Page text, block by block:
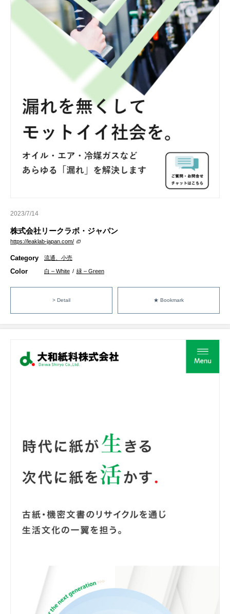
2023/7/14
株式会社リークラボ・ジャパン
https://leaklab-japan.com/
Category 流通、小売
Color 白 – White / 緑 – Green
> Detail ★ Bookmark